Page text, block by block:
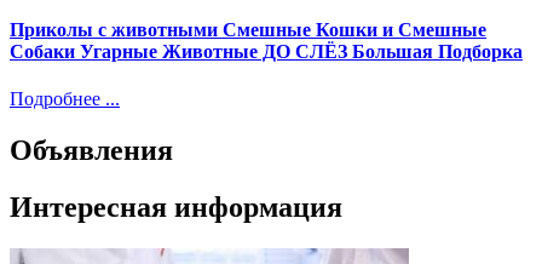
Приколы с животными Смешные Кошки и Смешные
Собаки Угарные Животные ДО СЛЁЗ Большая Подборка
Подробнее ...
Объявления
Интересная информация